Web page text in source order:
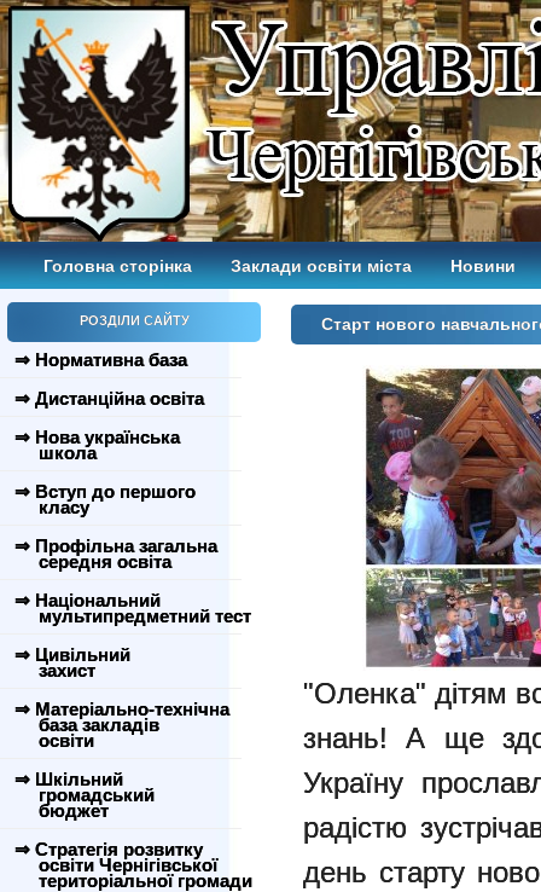
Головна сторінка Заклади освіти міста Новини
РОЗДІЛИ САЙТУ
⇒ Нормативна база
⇒ Дистанційна освіта
⇒ Нова українська
школа
⇒ Вступ до першого
класу
⇒ Профільна загальна
середня освіта
⇒ Національний
мультипредметний тест
⇒ Цивільний
захист
⇒ Матеріально-технічна
база закладів
освіти
⇒ Шкільний
громадський
бюджет
⇒ Стратегія розвитку
освіти Чернігівської
територіальної громади
Старт нового
"Оленка" дітям
знань! А ще
Україну
радістю
день старту